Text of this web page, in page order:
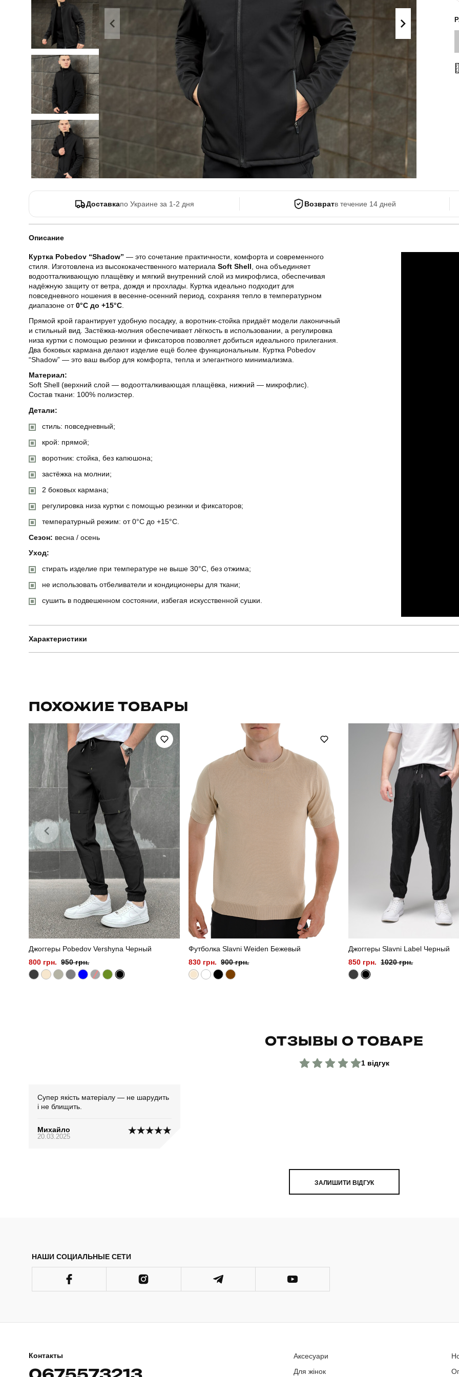
Літні комплекти
Комбінезони Сорочки
Футболки
Майка
ХУДІ, СВІТШОТИ, СВЕТРИ
Светри
Худі
Боди
Доставкапо Украине за 1-2 дня Возвратв течение 14 дней
Описание
Куртка Pobedov “Shadow” — это сочетание практичности, комфорта и современного
стиля. Изготовлена из высококачественного материала Soft Shell , она объединяет
водоотталкивающую плащёвку и мягкий внутренний слой из микрофлиса, обеспечивая
надёжную защиту от ветра, дождя и прохлады. Куртка идеально подходит для
повседневного ношения в весенне-осенний период, сохраняя тепло в температурном
диапазоне от0°C до +15°C
Прямой крой гарантирует удобную посадку, а воротник-стойка придаёт модели лаконичный
и стильный вид. Застёжка-молния обеспечивает лёгкость в использовании, а регулировка
низа куртки с помощью резинки и фиксаторов позволяет добиться идеального прилегания.
Два боковых кармана делают изделие ещё более функциональным. Куртка Pobedov
“Shadow” — это ваш выбор для комфорта, тепла и элегантного минимализма.
Материал:
Soft Shell (верхний слой — водоотталкивающая плащёвка, нижний — микрофлис).
Состав ткани: 100% полиэстер.
Детали:
стиль: повседневный;
крой: прямой;
воротник: стойка, без капюшона;
застёжка на молнии;
2 боковых кармана;
регулировка низа куртки с помощью резинки и фиксаторов;
температурный режим: от 0°C до +15°C.
Сезон: весна / осень
Уход:
стирать изделие при температуре не выше 30°C, без отжима;
не использовать отбеливатели и кондиционеры для ткани;
сушить в подвешенном состоянии, избегая искусственной сушки.
Характеристики
Стиль
Склад тканини 100% поліестер Країна - виробник
ПОХОЖИЕ ТОВАРЫ
Джоггеры Pobedov Vershyna Черный
800 грн. 950 грн.
Футболка Slavni Weiden Бежевый
830 грн. 900 грн.
Джоггеры Slavni Label Черный
850 грн. 1020 грн.
ОТЗЫВЫ О ТОВАРЕ
1 відгук
Супер якість матеріалу — не шарудить
і не блищить.
Михайло
20.03.2025
ЗАЛИШИТИ ВІДГУК
НАШИ СОЦИАЛЬНЫЕ СЕТИ
Контакты
Аксесуари
Для жінок